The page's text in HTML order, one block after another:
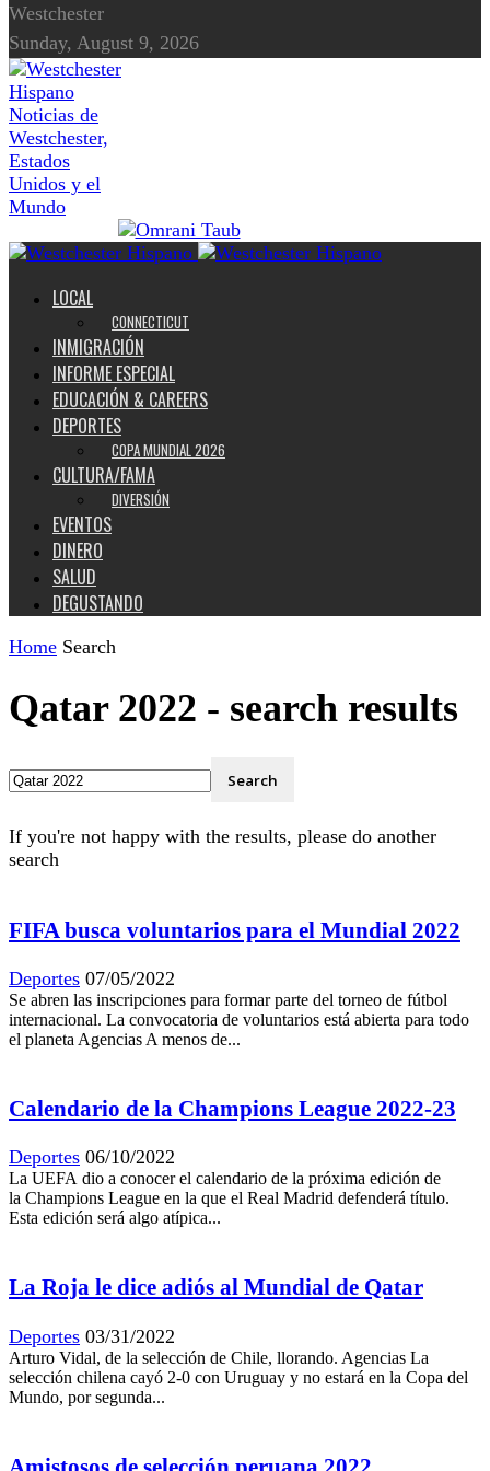
Westchester
Sunday, August 9, 2026
Noticias de
Westchester,
Estados
Unidos y el
Mundo
LOCAL
CONNECTICUT
INMIGRACIÓN
INFORME ESPECIAL
EDUCACIÓN & CAREERS
DEPORTES
COPA MUNDIAL 2026
CULTURA/FAMA
DIVERSIÓN
EVENTOS
DINERO
SALUD
DEGUSTANDO
Home Search
Qatar 2022 - search results
If you're not happy with the results, please do another
search
FIFA busca voluntarios para el Mundial 2022
Deportes 07/05/2022
Se abren las inscripciones para formar parte del torneo de fútbol
internacional. La convocatoria de voluntarios está abierta para todo
el planeta Agencias A menos de...
Calendario de la Champions League 2022-23
Deportes 06/10/2022
La UEFA dio a conocer el calendario de la próxima edición de
la Champions League en la que el Real Madrid defenderá título.
Esta edición será algo atípica...
La Roja le dice adiós al Mundial de Qatar
Deportes 03/31/2022
Arturo Vidal, de la selección de Chile, llorando. Agencias La
selección chilena cayó 2-0 con Uruguay y no estará en la Copa del
Mundo, por segunda...